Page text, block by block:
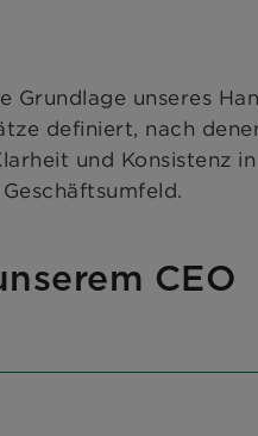
Grundlage unseres
definiert, nach
und Konsistenz
CEO